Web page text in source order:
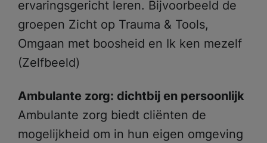
Ik zoek hulp
Wachttijden
ervaringsgericht leren. Bijvoorbeeld de
groepen Zicht op Trauma & Tools,
Omgaan met boosheid en Ik ken mezelf
(Zelfbeeld)
Ambulante zorg: dichtbij en persoonlijk
Ambulante zorg biedt cliënten de
mogelijkheid om in hun eigen omgeving